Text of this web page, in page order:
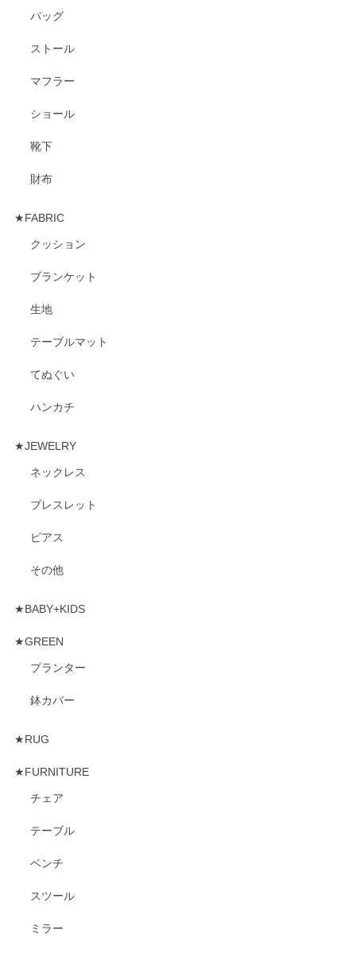
バッグ
ストール
マフラー
ショール
靴下
財布
★FABRIC
クッション
ブランケット
生地
テーブルマット
てぬぐい
ハンカチ
★JEWELRY
ネックレス
ブレスレット
ピアス
その他
★BABY+KIDS
★GREEN
プランター
鉢カバー
★RUG
★FURNITURE
チェア
テーブル
ベンチ
スツール
ミラー